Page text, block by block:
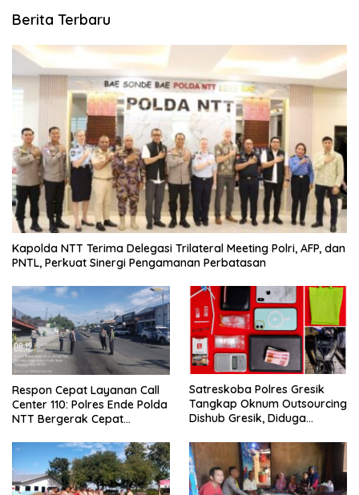
Berita Terbaru
Kapolda NTT Terima Delegasi Trilateral Meeting Polri, AFP, dan
PNTL, Perkuat Sinergi Pengamanan Perbatasan
Respon Cepat Layanan Call
Center 110: Polres Ende Polda
NTT Bergerak Cepat
Simpang Lima
Satreskoba Polres Gresik
Tangkap Oknum Outsourcing
Dishub Gresik, Diduga
Bangkalan